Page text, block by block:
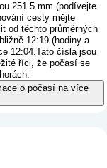
251.5 mm (podívejte
cesty mějte
od těchto průměrných
12:19 (hodiny a
12:04.Tato čísla jsou
říci, že počasí se
o počasí na více